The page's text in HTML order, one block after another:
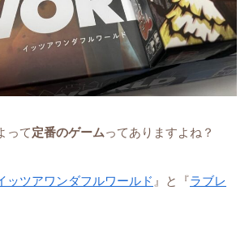
って定番のゲームってありますよね？
ッツアワンダフルワールド 』と『ラブレ